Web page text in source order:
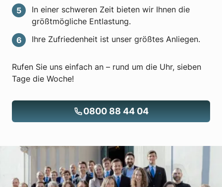
In einer schweren Zeit bieten wir Ihnen die
größtmögliche Entlastung.
Ihre Zufriedenheit ist unser größtes Anliegen.
Rufen Sie uns einfach an – rund um die Uhr, sieben
Tage die Woche!
0800 88 44 04